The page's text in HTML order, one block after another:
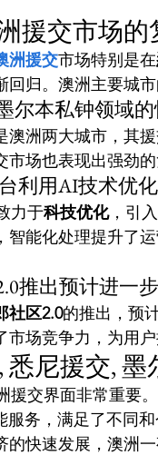
援交市场的
洲援交市场特别是在
回归。澳洲主要城
尔本私钟领域
澳洲两大城市，其
市场也表现出强劲的
利用AI技术优
力于科技优化，引入
智能化处理提升了
推出预计进一
社区2.0的推出，预
市场竞争力，为用
悉尼援交,
援交界面非常重要
务，满足了不同和
的快速发展，澳洲